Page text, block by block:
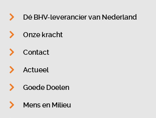
Dé BHV-leverancier van Nederland
Onze kracht
Contact
Actueel
Goede Doelen
Mens en Milieu